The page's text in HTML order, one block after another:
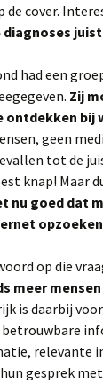
cover.
diagnoses
had een
Zij
ontdekken bij
geen
tot de
knap! Maar
nu goed dat
op die
meer
is daarbij
relevante
gesprek